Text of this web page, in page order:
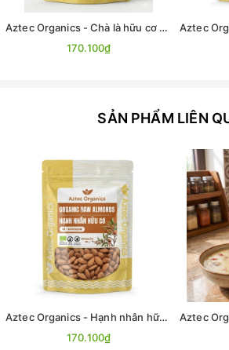
Aztec Organics - Chà là hữu cơ 300g
170.100₫
SẢN PHẨM LIÊN
Aztec Organics - Hạnh nhân hữu cơ 200g
170.100₫